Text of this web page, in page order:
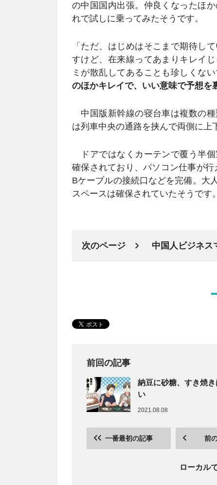
の中国国内出張。仲良くなったほ
れで試しに乗ってみたそうです。
「ただ、はじめはそこまで期待し
すけど、在来線ってあまりキレイ
ミが散乱してあることも珍しくない
のほかキレイで、いい意味で予想を
中国版新幹線の寝台車は複数の
は列車中央の通路を挟んで両側に上
ドアではなくカーテンで覆う半
確保されており、パソコン仕事が
Bケーブルの接続口などを完備。大
スペースは確保されていたそうです。
次のページ 中国人ビジネス
前回の記事
納豆に砂糖、すき焼
い
2021.08.08
一番最初の記事 前
ローカル